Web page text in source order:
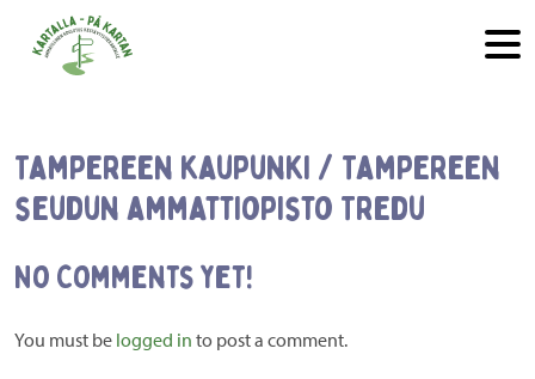
Hyppää sisältöön
Tampereen kaupunki / Tampereen
seudun ammattiopisto Tredu
No Comments yet!
You must be logged in to post a comment.